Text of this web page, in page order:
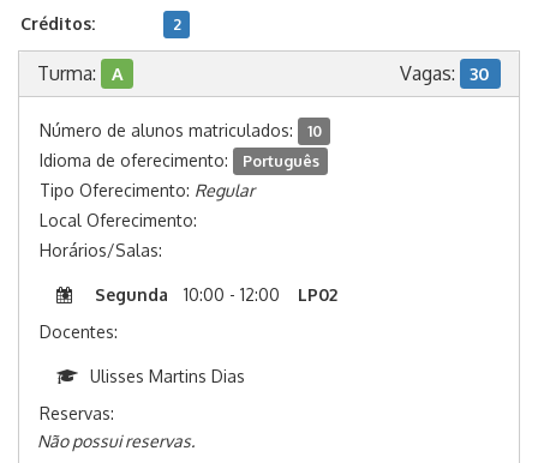
Créditos: 2
Turma: A Vagas: 30
Número de alunos matriculados: 10
Idioma de oferecimento: Português
Tipo Oferecimento: Regular
Local Oferecimento:
Horários/Salas:
Segunda 10:00 - 12:00
LP02
Docentes:
Ulisses Martins Dias
Reservas:
Não possui reservas.